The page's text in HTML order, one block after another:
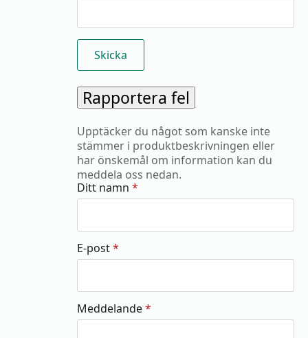
Rapportera fel
Upptäcker du något som kanske inte
stämmer i produktbeskrivningen eller
har önskemål om information kan du
meddela oss nedan.
Ditt namn *
E-post*
Meddelande*